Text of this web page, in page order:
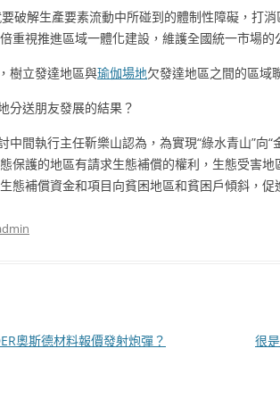
破解生產要素流動中所碰到的體制性障礙，打
重視推進區域一體化建設，維護全國統一市場
樹立發達地區與瑜伽場地欠發達地區之間的區域
分送朋友發展的結果？
中間執行主任靳樂山認為，為實現“綠水青山”向
保護的地區有請求生態補償的權利，生態受害
態補償資金和項目向貧困地區和貧困戶傾斜，
奧斯德材料報價發射炮彈？
很